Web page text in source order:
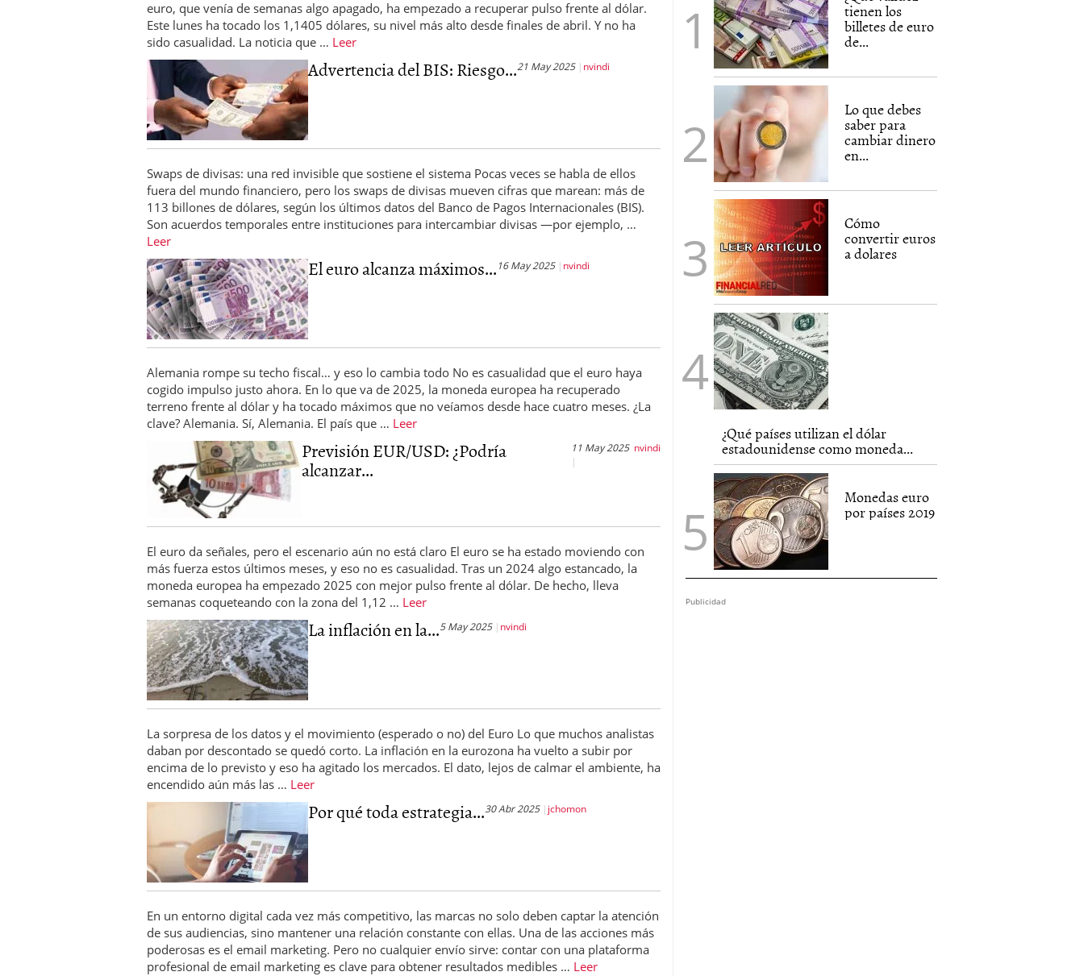
El dólar vive su mayor caída anual desde 2017 mientras analistas esperan
más debilidad en 2026 05/01/2026
euro, que venía de semanas algo apagado, ha empezado a recuperar pulso frente al dólar.
Este lunes ha tocado los 1,1405 dólares, su nivel más alto desde finales de abril. Y no ha
sido casualidad. La noticia que … Leer
Advertencia del BIS: Riesgo...21 May 2025 nvindi
Swaps de divisas: una red invisible que sostiene el sistema Pocas veces se habla de ellos
fuera del mundo financiero, pero los swaps de divisas mueven cifras que marean: más de
113 billones de dólares, según los últimos datos del Banco de Pagos Internacionales (BIS).
Son acuerdos temporales entre instituciones para intercambiar divisas —por ejemplo, …
Leer
El euro alcanza máximos... 16 May 2025 nvindi
Alemania rompe su techo fiscal… y eso lo cambia todo No es casualidad que el euro haya
cogido impulso justo ahora. En lo que va de 2025, la moneda europea ha recuperado
terreno frente al dólar y ha tocado máximos que no veíamos desde hace cuatro meses. ¿La
clave? Alemania. Sí, Alemania. El país que … Leer
Previsión EUR/USD: ¿Podría
alcanzar...
11 May 2025 nvindi
El euro da señales, pero el escenario aún no está claro El euro se ha estado moviendo con
más fuerza estos últimos meses, y eso no es casualidad. Tras un 2024 algo estancado, la
moneda europea ha empezado 2025 con mejor pulso frente al dólar. De hecho, lleva
semanas coqueteando con la zona del 1,12 … Leer
La inflación en la...5 May 2025 nvindi
La sorpresa de los datos y el movimiento (esperado o no) del Euro Lo que muchos analistas
daban por descontado se quedó corto. La inflación en la eurozona ha vuelto a subir por
encima de lo previsto y eso ha agitado los mercados. El dato, lejos de calmar el ambiente, ha
encendido aún más las … Leer
Por qué toda estrategia...30 Abr 2025 jchomon
En un entorno digital cada vez más competitivo, las marcas no solo deben captar la atención
de sus audiencias, sino mantener una relación constante con ellas. Una de las acciones más
poderosas es el email marketing. Pero no cualquier envío sirve: contar con una plataforma
profesional de email marketing es clave para obtener resultados medibles … Leer
tienen los
billetes de euro
de...
Lo que debes
saber para
cambiar dinero
en...
Cómo
convertir euros
a dolares
¿Qué países utilizan el dólar
estadounidense como moneda...
Monedas euro
por países 2019
Publicidad